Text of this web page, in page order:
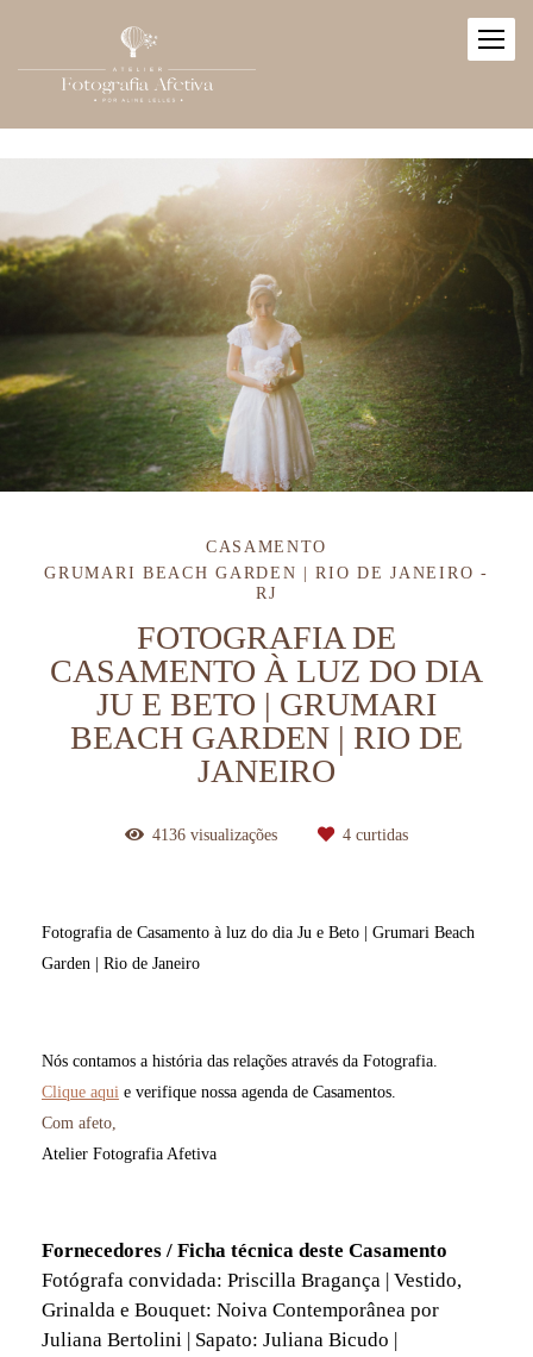
CASAMENTO
GRUMARI BEACH GARDEN | RIO DE JANEIRO -
RJ
FOTOGRAFIA DE
CASAMENTO À LUZ DO DIA
JU E BETO | GRUMARI
BEACH GARDEN | RIO DE
JANEIRO
4136 visualizações 4 curtidas
Fotografia de Casamento à luz do dia Ju e Beto | Grumari Beach
Garden | Rio de Janeiro
Nós contamos a história das relações através da Fotografia.
Clique aqui e verifique nossa agenda de Casamentos.
Com afeto,
Atelier Fotografia Afetiva
Fornecedores / Ficha técnica deste Casamento
Fotógrafa convidada: Priscilla Bragança | Vestido,
Grinalda e Bouquet: Noiva Contemporânea por
Juliana Bertolini | Sapato: Juliana Bicudo |